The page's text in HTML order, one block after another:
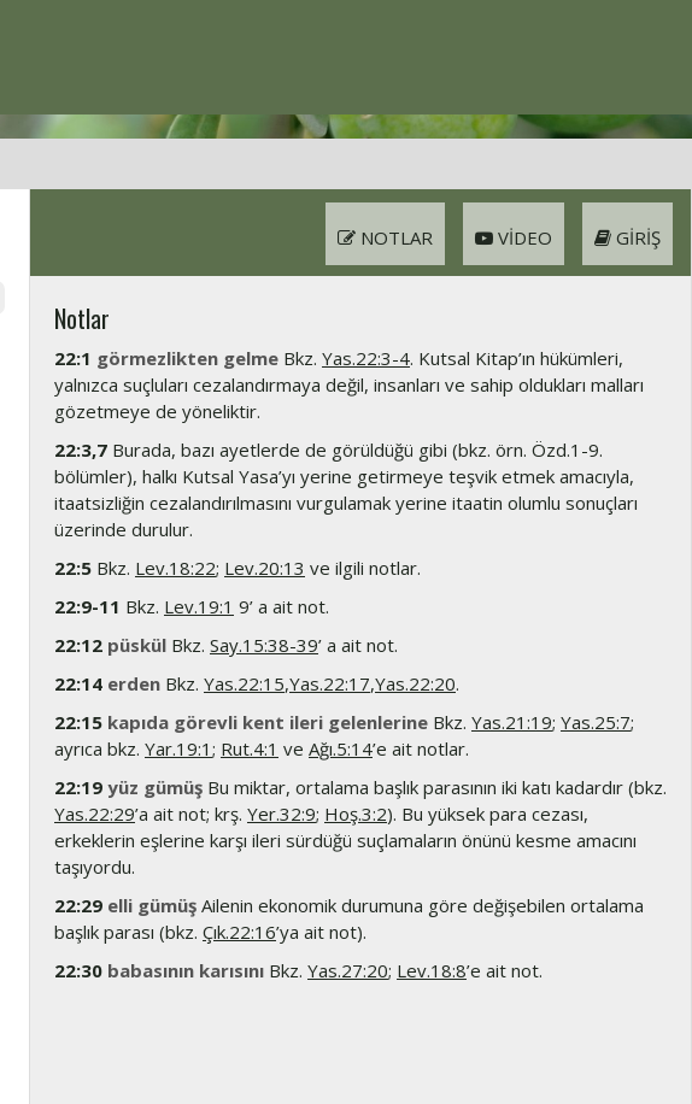
GIRIŞ
VIDEO
NOTLAR
Notlar
22:1 görmezlikten gelme Bkz. Yas.22:3-4. Kutsal Kitap’ın hükümleri,
yalnızca suçluları cezalandırmaya değil, insanları ve sahip oldukları malları
gözetmeye de yöneliktir.
22:3,7 Burada, bazı ayetlerde de görüldüğü gibi (bkz. örn. Özd.1-9.
bölümler), halkı Kutsal Yasa’yı yerine getirmeye teşvik etmek amacıyla,
itaatsizliğin cezalandırılmasını vurgulamak yerine itaatin olumlu sonuçları
üzerinde durulur.
22:5 Bkz. Lev.18:22; Lev.20:13 ve ilgili notlar.
22:9-11 Bkz. Lev.19:1 9’ a ait not.
22:12 püskül Bkz. Say.15:38-39’ a ait not.
22:14 erden Bkz. Yas.22:15,Yas.22:17,Yas.22:20.
22:15 kapıda görevli kent ileri gelenlerine Bkz. Yas.21:19; Yas.25:7;
ayrıca bkz. Yar.19:1 ; Rut.4:1 ve Ağı.5:14’e ait notlar.
22:19 yüz gümüş Bu miktar, ortalama başlık parasının iki katı kadardır (bkz.
Yas.22:29’a ait not; krş. Yer.32:9; Hoş.3:2). Bu yüksek para cezası,
erkeklerin eşlerine karşı ileri sürdüğü suçlamaların önünü kesme amacını
taşıyordu.
22:29 elli gümüş Ailenin ekonomik durumuna göre değişebilen ortalama
başlık parası (bkz. Çık.22:16’ya ait not).
22:30 babasının karısını Bkz. Yas.27:20; Lev.18:8’e ait not.